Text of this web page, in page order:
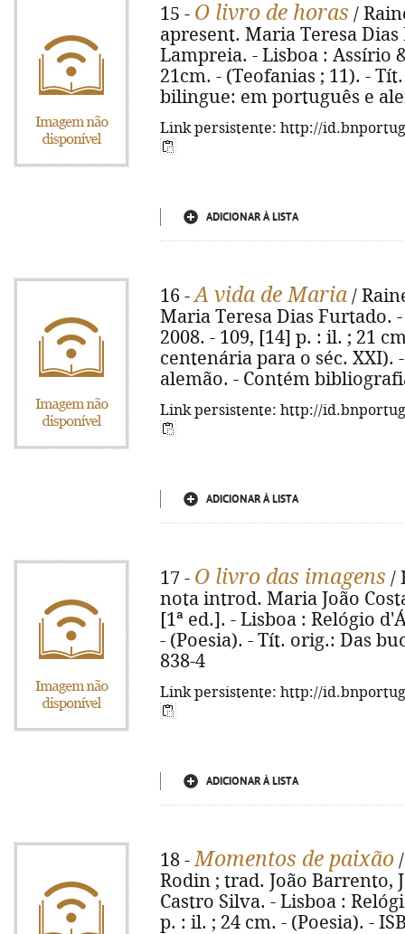
15 - O livro de horas /
apresent. Maria Teresa
Lampreia. - Lisboa : Assírio
21cm. - (Teofanias ; 11). -
bilingue: em português e
Link persistente: http://
ADICIONAR À LISTA
16 -A vida de Maria /
Maria Teresa Dias Furtado.
2008. - 109, [14] p. : il. ; 21
centenária para o séc.
alemão. - Contém
Link persistente: http://
ADICIONAR À LISTA
17 - O livro das imagens /
nota introd. Maria João
[1ª ed.]. - Lisboa : Relógio
- (Poesia). - Tít. orig.: Das
838-4
Link persistente: http://
ADICIONAR À LISTA
18 -Momentos de paixão
Rodin ; trad. João Barrento,
Castro Silva. - Lisboa :
p. : il. ; 24 cm. - (Poesia). -